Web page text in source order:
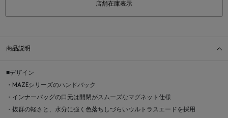
店舗在庫表示
商品説明
■デザイン
・MAZEシリーズのハンドバック
・インナーバッグの口元は開閉がスムーズなマグネット仕様
・抜群の軽さと、水分に強く色落ちしづらいウルトラスエードを採用